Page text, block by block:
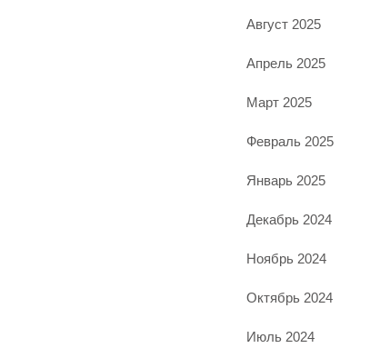
Август 2025
Апрель 2025
Март 2025
Февраль 2025
Январь 2025
Декабрь 2024
Ноябрь 2024
Октябрь 2024
Июль 2024